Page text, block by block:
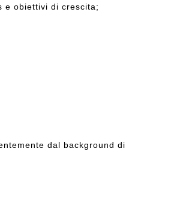
e obiettivi di crescita;
dal background di